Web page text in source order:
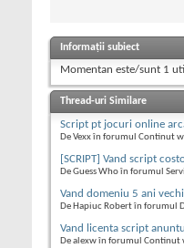
Informații subiect
Momentan este/sunt 1
Thread-uri Similare
Script pt jocuri online
De Vexx în forumul Continut
[SCRIPT] Vand script
De Guess Who în forumul
Vand domeniu 5 ani
De Hapiuc Robert în forumul
Vand licenta script
De alexw în forumul Continut